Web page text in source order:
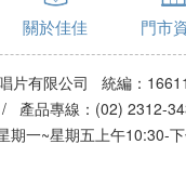
關於佳佳 門市
片有限公司 統編：
產品專線：(02)
期一~星期五上午10:30-